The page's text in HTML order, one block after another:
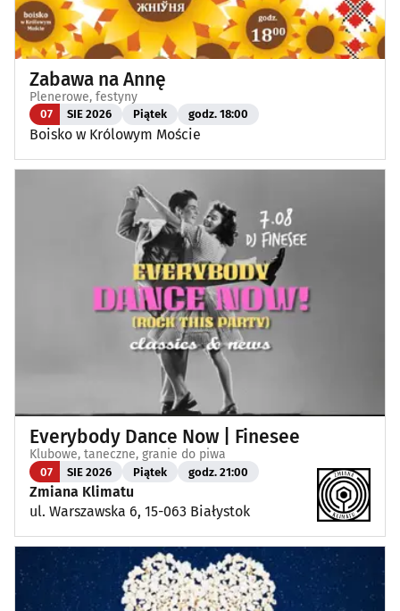
Zabawa na Annę
Plenerowe, festyny
07 SIE 2026 Piątek godz. 18:00
Boisko w Królowym Moście
Everybody Dance Now | Finesee
Klubowe, taneczne, granie do piwa
07 SIE 2026 Piątek godz. 21:00
Zmiana Klimatu
ul. Warszawska 6, 15-063 Białystok